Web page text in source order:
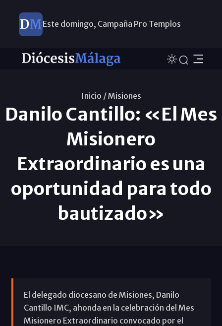
Este domingo, Campaña Pro Templos
Inicio /Misiones
Danilo Cantillo: «El Mes
Misionero
Extraordinario es una
oportunidad para todo
bautizado»
El delegado diocesano de Misiones, Danilo
Cantillo IMC, ahonda en la celebración del Mes
Misionero Extraordinario convocado por el